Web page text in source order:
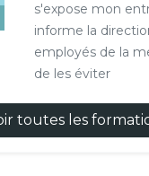
s'expose mon
informe la
employés de la
de les éviter
toutes les